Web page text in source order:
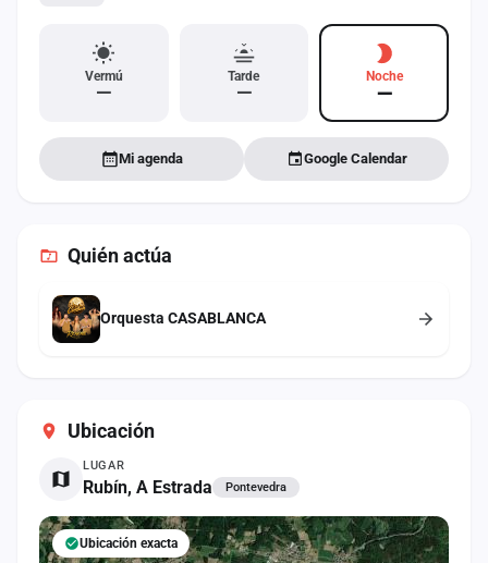
Ubicación
LUGAR
Rubín, A Estrada Pontevedra
Ubicación exacta
Vermú
—
Tarde
—
Noche
—
Mi agenda Google Calendar
Quién actúa
Orquesta CASABLANCA